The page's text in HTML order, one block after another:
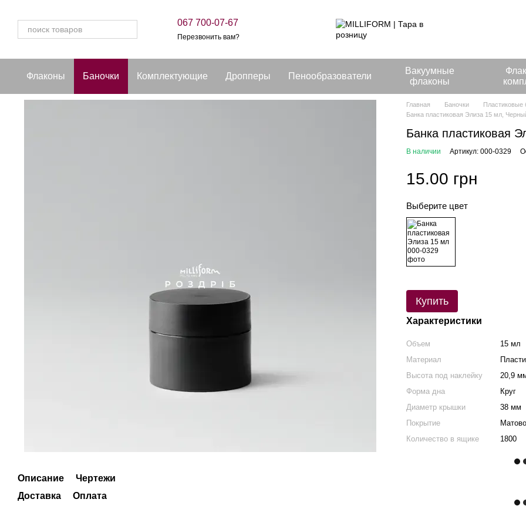
067 700-07-67
Перезвонить вам?
Флаконы Баночки Комплектующие Дропперы Пенообразователи
Вакуумные
флаконы
Описание
Чертежи
Доставка
Оплата
Главная Баночки
Пластиковые
Банка пластиковая Элиза 15 мл,
Банка пластиковая
В наличии Артикул: 000-0329
15.00 грн
Выберите цвет
Купить
Характеристики
Объем
15 мл
Материал
Высота под наклейку
20,9
Форма дна
Круг
Диаметр крышки
38 мм
Покрытие
Количество в ящике
1800